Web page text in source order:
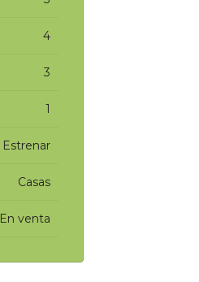
4
3
1
Estrenar
Casas
En venta